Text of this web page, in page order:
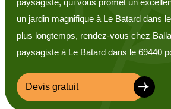
un jardin magnifique à Le Batard dans
plus longtemps, rendez-vous chez
paysagiste à Le Batard dans le 69440
Devis gratuit